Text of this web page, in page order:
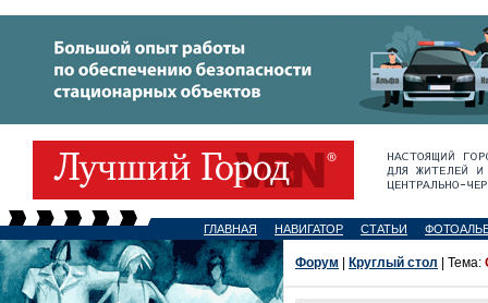
ГЛАВНАЯ НАВИГАТОР СТАТЬИ
Форум Круглый стол | Тема: